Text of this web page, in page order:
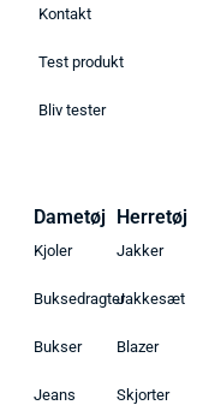
Kontakt
Test produkt
Bliv tester
Bedste
Find de bedste
Dametøj
Kjoler
Buksedragter
Bukser
Jeans
Herretøj
Jakker
Jakkesæt
Blazer
Skjorter